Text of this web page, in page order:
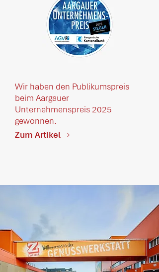
Wir haben den Publikumspreis
beim Aargauer
Unternehmenspreis 2025
gewonnen.
Zum Artikel →